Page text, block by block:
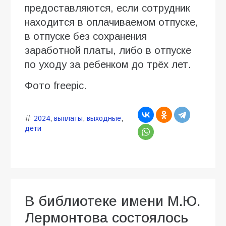
предоставляются, если сотрудник
находится в оплачиваемом отпуске,
в отпуске без сохранения
заработной платы, либо в отпуске
по уходу за ребенком до трёх лет.
Фото freepic.
2024, выплаты, выходные,
дети
В библиотеке имени М.Ю.
Лермонтова состоялось